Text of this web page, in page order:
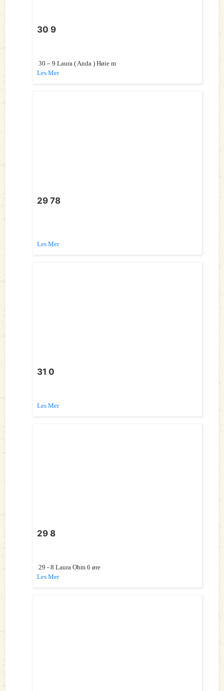
30 9
30 – 9 Laura ( Anda ) Høie m
Les Mer
29 78
Les Mer
31 0
Les Mer
29 8
29 - 8 Laura Ohm 6 øre
Les Mer